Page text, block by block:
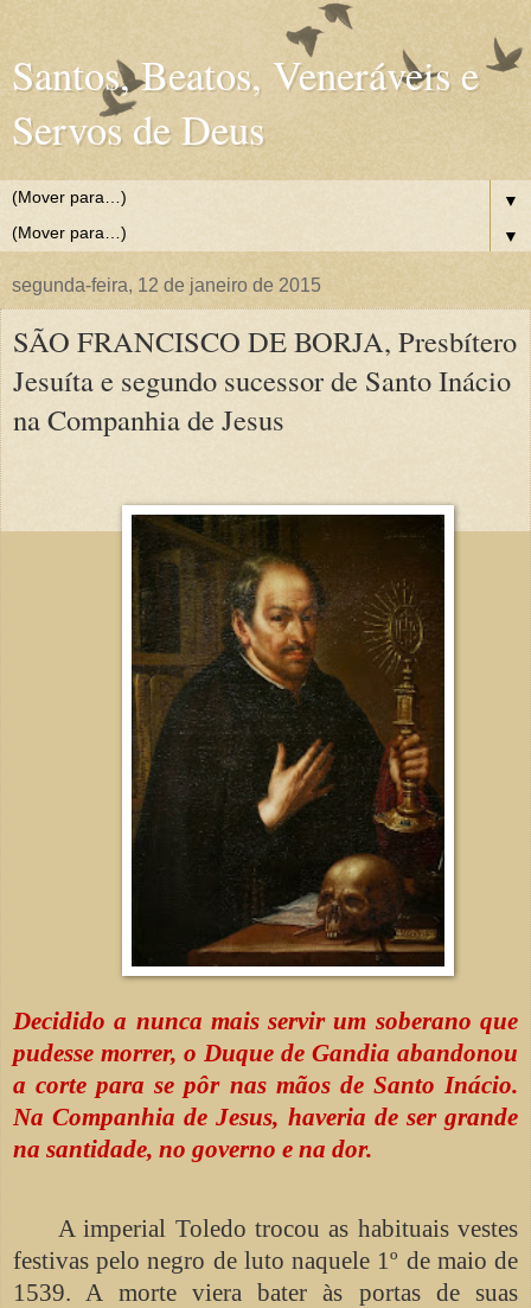
Santos, Beatos, Veneráveis e
Servos de Deus
▼
▼
segunda-feira, 12 de janeiro de 2015
SÃO FRANCISCO DE BORJA, Presbítero
Jesuíta e segundo sucessor de Santo Inácio
na Companhia de Jesus
Decidido a nunca mais servir um soberano que
pudesse morrer, o Duque de Gandia abandonou
a corte para se pôr nas mãos de Santo Inácio.
Na Companhia de Jesus, haveria de ser grande
na santidade, no governo e na dor.
A imperial Toledo trocou as habituais vestes
festivas pelo negro de luto naquele 1º de maio de
1539. A morte viera bater às portas de suas